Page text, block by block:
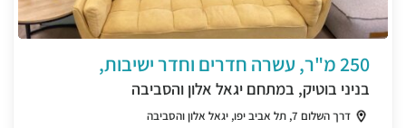
250 מ"ר, עשרה חדרים וחדר ישיבות,
בניני בוטיק, במתחם יגאל אלון והסביבה
דרך השלום 7, תל אביב יפו, יגאל אלון והסביבה